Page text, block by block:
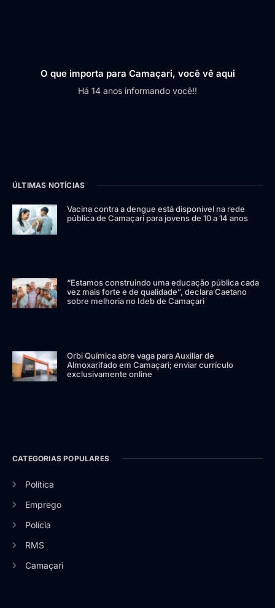
O que importa para Camaçari, você vê aqui
Há 14 anos informando você!!
ÚLTIMAS NOTÍCIAS
Vacina contra a dengue está disponível na rede
pública de Camaçari para jovens de 10 a 14 anos
“Estamos construindo uma educação pública cada
vez mais forte e de qualidade”, declara Caetano
sobre melhoria no Ideb de Camaçari
Orbi Química abre vaga para Auxiliar de
Almoxarifado em Camaçari; enviar currículo
exclusivamente online
CATEGORIAS POPULARES
Política
Emprego
Polícia
RMS
Camaçari